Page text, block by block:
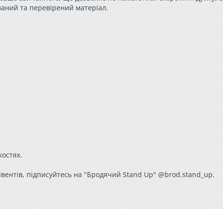
та перевірений матеріал.
підписуйтесь на "Бродячий Stand Up" @brod.stand_up.